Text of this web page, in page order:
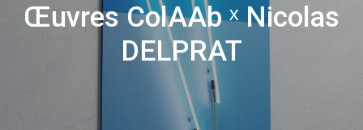
Œuvres ColAAb ˣ Nicolas
DELPRAT